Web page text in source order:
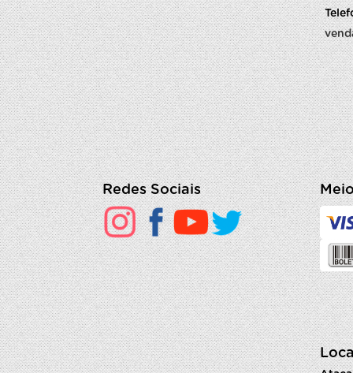
Redes Sociais